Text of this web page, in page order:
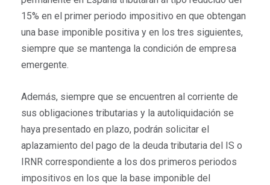
15% en el primer periodo impositivo en que obtengan
una base imponible positiva y en los tres siguientes,
siempre que se mantenga la condición de empresa
emergente.
Además, siempre que se encuentren al corriente de
sus obligaciones tributarias y la autoliquidación se
haya presentado en plazo, podrán solicitar el
aplazamiento del pago de la deuda tributaria del IS o
IRNR correspondiente a los dos primeros periodos
impositivos en los que la base imponible del